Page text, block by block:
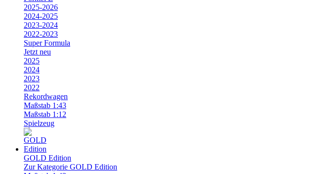
2025-2026
2024-2025
2023-2024
2022-2023
Super Formula
Jetzt neu
2025
2024
2023
2022
Rekordwagen
Maßstab 1:43
Maßstab 1:12
Spielzeug
GOLD Edition
Zur Kategorie GOLD Edition